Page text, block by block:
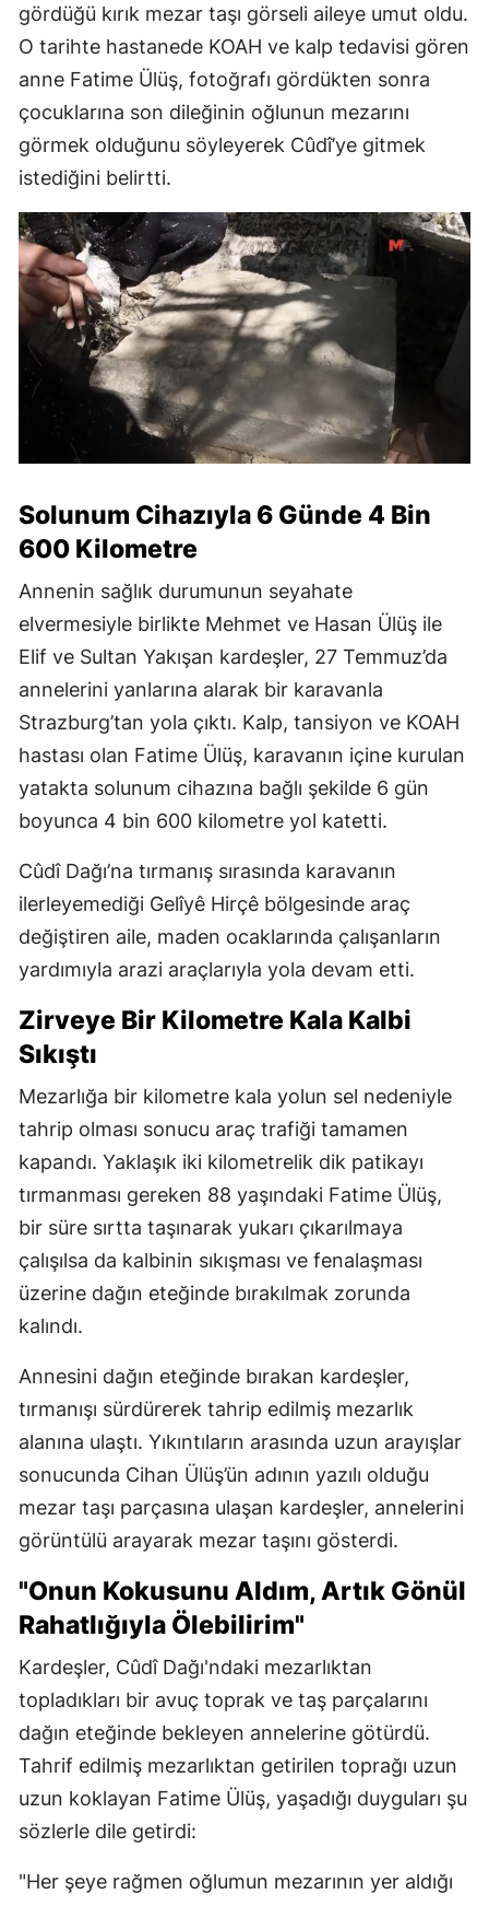
gördüğü kırık mezar taşı görseli aileye umut oldu.
O tarihte hastanede KOAH ve kalp tedavisi gören
anne Fatime Ülüş, fotoğrafı gördükten sonra
çocuklarına son dileğinin oğlunun mezarını
görmek olduğunu söyleyerek Cûdî’ye gitmek
istediğini belirtti.
Solunum Cihazıyla 6 Günde 4 Bin
600 Kilometre
Annenin sağlık durumunun seyahate
elvermesiyle birlikte Mehmet ve Hasan Ülüş ile
Elif ve Sultan Yakışan kardeşler, 27 Temmuz’da
annelerini yanlarına alarak bir karavanla
Strazburg’tan yola çıktı. Kalp, tansiyon ve KOAH
hastası olan Fatime Ülüş, karavanın içine kurulan
yatakta solunum cihazına bağlı şekilde 6 gün
boyunca 4 bin 600 kilometre yol katetti.
Cûdî Dağı’na tırmanış sırasında karavanın
ilerleyemediği Gelîyê Hirçê bölgesinde araç
değiştiren aile, maden ocaklarında çalışanların
yardımıyla arazi araçlarıyla yola devam etti.
Zirveye Bir Kilometre Kala Kalbi
Sıkıştı
Mezarlığa bir kilometre kala yolun sel nedeniyle
tahrip olması sonucu araç trafiği tamamen
kapandı. Yaklaşık iki kilometrelik dik patikayı
tırmanması gereken 88 yaşındaki Fatime Ülüş,
bir süre sırtta taşınarak yukarı çıkarılmaya
çalışılsa da kalbinin sıkışması ve fenalaşması
üzerine dağın eteğinde bırakılmak zorunda
kalındı.
Annesini dağın eteğinde bırakan kardeşler,
tırmanışı sürdürerek tahrip edilmiş mezarlık
alanına ulaştı. Yıkıntıların arasında uzun arayışlar
sonucunda Cihan Ülüş’ün adının yazılı olduğu
mezar taşı parçasına ulaşan kardeşler, annelerini
görüntülü arayarak mezar taşını gösterdi.
"Onun Kokusunu Aldım, Artık Gönül
Rahatlığıyla Ölebilirim"
Kardeşler, Cûdî Dağı'ndaki mezarlıktan
topladıkları bir avuç toprak ve taş parçalarını
dağın eteğinde bekleyen annelerine götürdü.
Tahrif edilmiş mezarlıktan getirilen toprağı uzun
uzun koklayan Fatime Ülüş, yaşadığı duyguları şu
sözlerle dile getirdi:
"Her şeye rağmen oğlumun mezarının yer aldığı